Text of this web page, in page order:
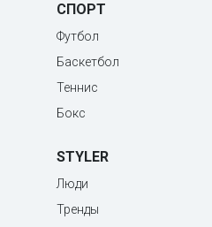
СПОРТ
Футбол
Баскетбол
Теннис
Бокс
STYLER
Люди
Тренды